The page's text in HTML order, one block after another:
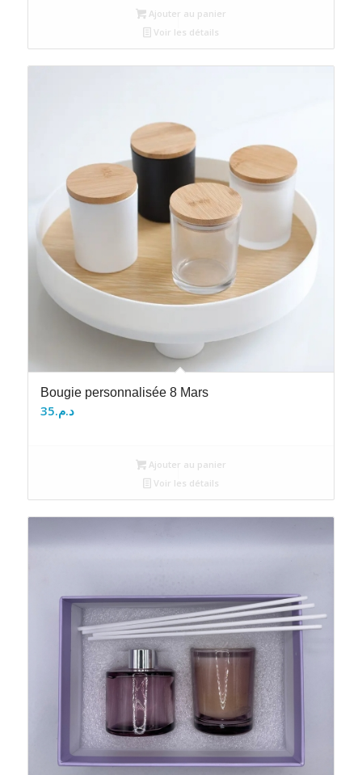
Ajouter au panier
Voir les détails
Bougie personnalisée 8 Mars
د.م.35
Ajouter au panier
Voir les détails